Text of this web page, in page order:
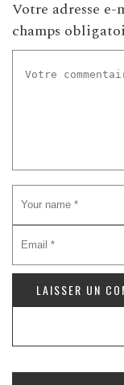
Votre adresse e-
champs